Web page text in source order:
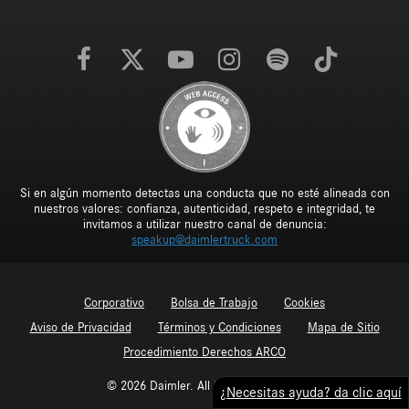
Si en algún momento detectas una conducta que no esté alineada con
nuestros valores: confianza, autenticidad, respeto e integridad, te
invitamos a utilizar nuestro canal de denuncia:
speakup@daimlertruck.com
Corporativo Bolsa de Trabajo
Cookies
Aviso de Privacidad
Términos y Condiciones
Mapa de Sitio
Procedimiento Derechos ARCO
© 2026 Daimler. All Rights Reserved.¿Necesitas ayuda? da clic aquí